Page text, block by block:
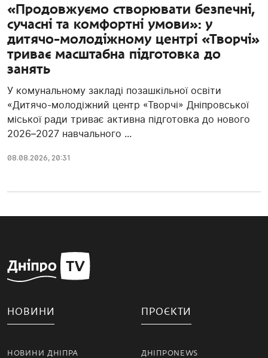
«Продовжуємо створювати безпечні,
сучасні та комфортні умови»: у
дитячо-молодіжному центрі «Творчі»
триває масштабна підготовка до
занять
У комунальному закладі позашкільної освіти
«Дитячо-молодіжний центр «Творчі» Дніпровської
міської ради триває активна підготовка до нового
2026–2027 навчального ...
08.08.2026, 20:31
НОВИНИ
НОВИНИ ДНІПРА
ПРОЄКТИ
ДНІПРОNEWS